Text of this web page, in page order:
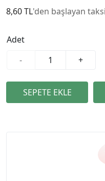
8,60 TL'den başlayan
Adet
-
+